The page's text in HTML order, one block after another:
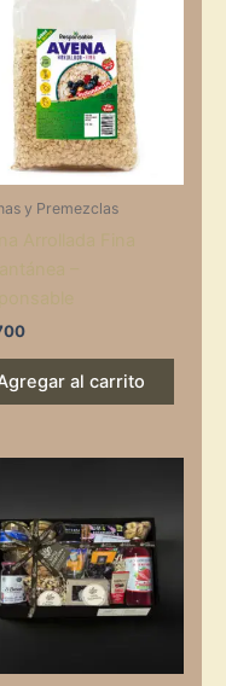
y Premezclas
al carrito